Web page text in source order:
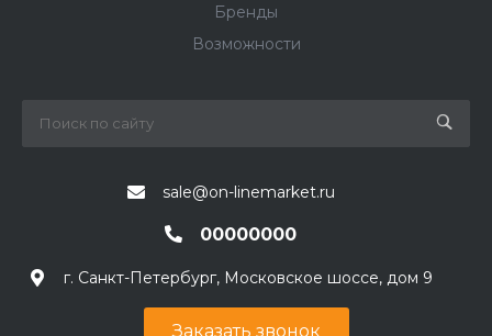
Бренды
Возможности
sale@on-linemarket.ru
00000000
г. Санкт-Петербург, Московское шоссе, дом 9
Заказать звонок